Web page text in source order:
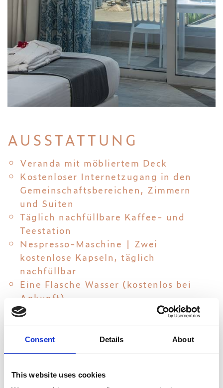
Consent Details About
This website uses cookies
AUSSTATTUNG
Veranda mit möbliertem Deck
Kostenloser Internetzugang in den
Gemeinschaftsbereichen, Zimmern
und Suiten
Täglich nachfüllbare Kaffee- und
Teestation
Nespresso-Maschine | Zwei
kostenlose Kapseln, täglich
nachfüllbar
Eine Flasche Wasser (kostenlos bei
Ankunft)
Schliessfach
42" LCD-Satellitenfernsehen
En suite Badezimmer mit begehbarer
Dusche
Strandhandtücher